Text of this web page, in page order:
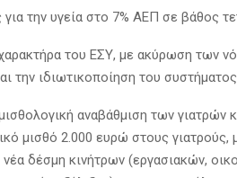
την υγεία στο 7% ΑΕΠ σε βάθος
του ΕΣΥ, με ακύρωση των
την ιδιωτικοποίηση του συστήματος
αναβάθμιση των γιατρών
μισθό 2.000 ευρώ στους γιατρούς,
δέσμη κινήτρων (εργασιακών,